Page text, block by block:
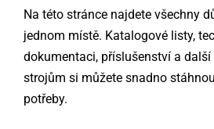
Na této stránce najdete všechny
jednom místě. Katalogové listy,
dokumentaci, příslušenství a
strojům si můžete snadno
potřeby.